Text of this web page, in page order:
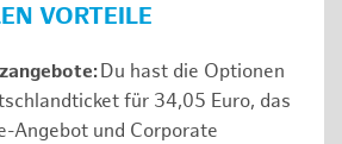
VORTEILE
Du hast die Optionen
für 34,05 Euro, das
Angebot und Corporate